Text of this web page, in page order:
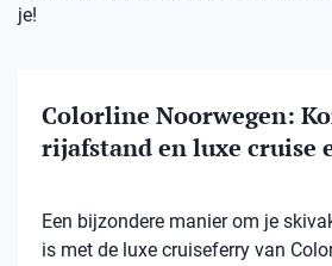
je!
Colorline Noorwegen:
rijafstand en luxe cruise
Een bijzondere manier om je
is met de luxe cruiseferry van